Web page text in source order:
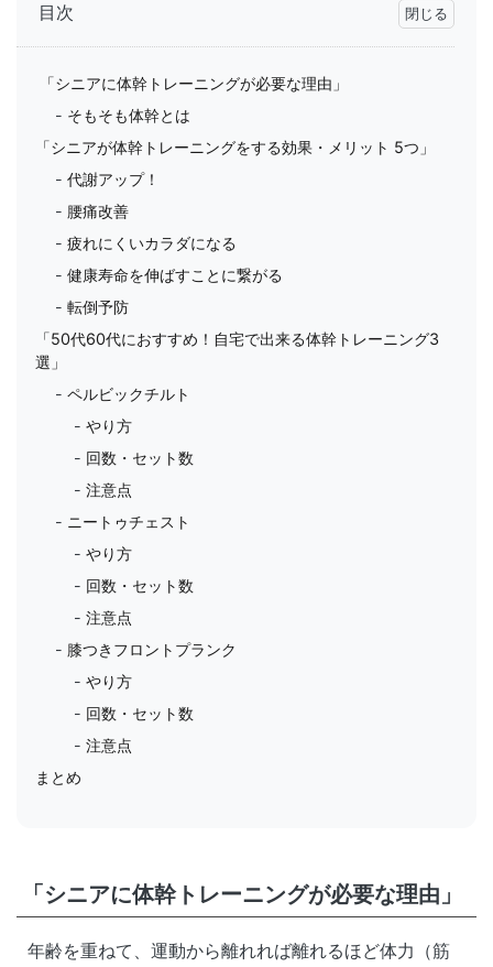
目次
「シニアに体幹トレーニングが必要な理由」
そもそも体幹とは
「シニアが体幹トレーニングをする効果・メリット 5つ」
代謝アップ！
腰痛改善
疲れにくいカラダになる
健康寿命を伸ばすことに繋がる
転倒予防
「50代60代におすすめ！自宅で出来る体幹トレーニング3
選」
ペルビックチルト
やり方
回数・セット数
注意点
ニートゥチェスト
やり方
回数・セット数
注意点
膝つきフロントプランク
やり方
回数・セット数
注意点
まとめ
「シニアに体幹トレーニングが必要な理由」
年齢を重ねて、運動から離れれば離れるほど体力（筋